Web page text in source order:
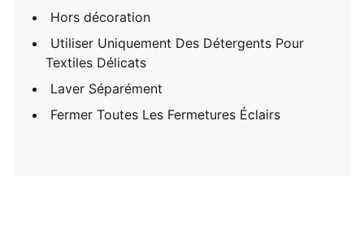
Hors décoration
Utiliser Uniquement Des Détergents Pour
Textiles Délicats
Laver Séparément
Fermer Toutes Les Fermetures Éclairs